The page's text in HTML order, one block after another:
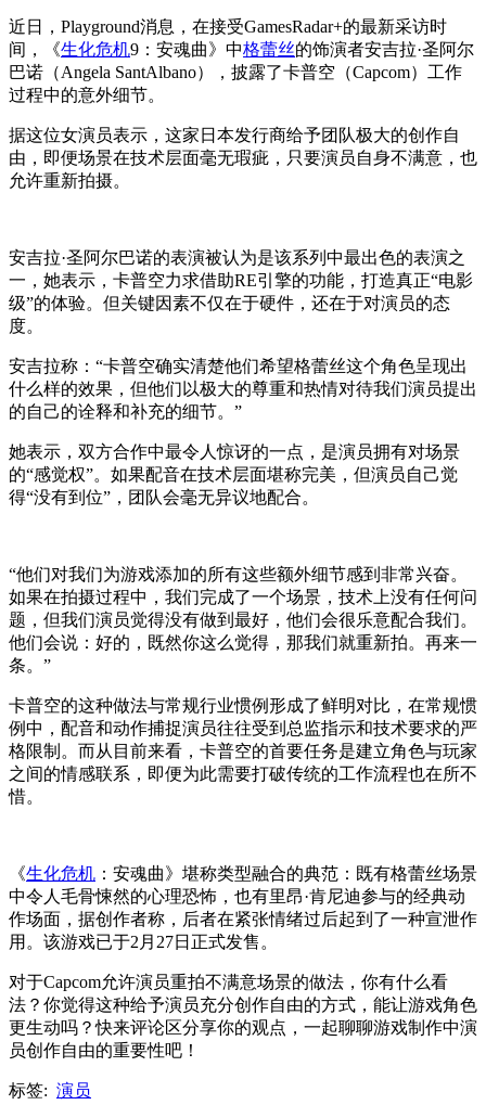
近日，Playground消息，在接受GamesRadar+的最新采访时
间，《生化危机9：安魂曲》中格蕾丝的饰演者安吉拉·圣阿尔
巴诺（Angela SantAlbano），披露了卡普空（Capcom）工作
过程中的意外细节。
据这位女演员表示，这家日本发行商给予团队极大的创作自
由，即便场景在技术层面毫无瑕疵，只要演员自身不满意，也
允许重新拍摄。
安吉拉·圣阿尔巴诺的表演被认为是该系列中最出色的表演之
一，她表示，卡普空力求借助RE引擎的功能，打造真正“电影
级”的体验。但关键因素不仅在于硬件，还在于对演员的态
度。
安吉拉称：“卡普空确实清楚他们希望格蕾丝这个角色呈现出
什么样的效果，但他们以极大的尊重和热情对待我们演员提出
的自己的诠释和补充的细节。”
她表示，双方合作中最令人惊讶的一点，是演员拥有对场景
的“感觉权”。如果配音在技术层面堪称完美，但演员自己觉
得“没有到位”，团队会毫无异议地配合。
“他们对我们为游戏添加的所有这些额外细节感到非常兴奋。
如果在拍摄过程中，我们完成了一个场景，技术上没有任何问
题，但我们演员觉得没有做到最好，他们会很乐意配合我们。
他们会说：好的，既然你这么觉得，那我们就重新拍。再来一
条。”
卡普空的这种做法与常规行业惯例形成了鲜明对比，在常规惯
例中，配音和动作捕捉演员往往受到总监指示和技术要求的严
格限制。而从目前来看，卡普空的首要任务是建立角色与玩家
之间的情感联系，即便为此需要打破传统的工作流程也在所不
惜。
《生化危机 ：安魂曲》堪称类型融合的典范：既有格蕾丝场景
中令人毛骨悚然的心理恐怖，也有里昂·肯尼迪参与的经典动
作场面，据创作者称，后者在紧张情绪过后起到了一种宣泄作
用。该游戏已于2月27日正式发售。
对于Capcom允许演员重拍不满意场景的做法，你有什么看
法？你觉得这种给予演员充分创作自由的方式，能让游戏角色
更生动吗？快来评论区分享你的观点，一起聊聊游戏制作中演
员创作自由的重要性吧！
标签: 演员